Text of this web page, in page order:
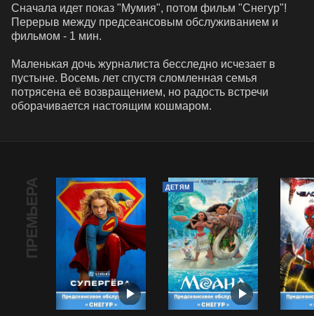
Сначала идет показ "Мумия", потом фильм "Снегур"!
Перерыв между предсеансовым обслуживанием и
фильмом - 1 мин.
Маленькая дочь журналиста бесследно исчезает в
пустыне. Восемь лет спустя сломленная семья
потрясена её возвращением, но радость встречи
оборачивается настоящим кошмаром.
ПРЕМЬЕРА ДЕТЯМ